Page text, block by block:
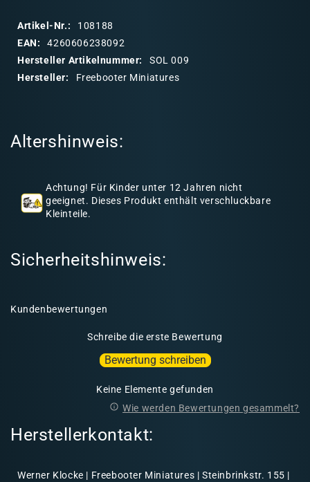
b
n
Artikel-Nr.:
108188
EAN:
4260606238092
Hersteller Artikelnummer:
SOL 009
Hersteller:
Freebooter Miniatures
Altershinweis:
Achtung! Für Kinder unter 12 Jahren nicht
geeignet. Dieses Produkt enthält verschluckbare
Kleinteile.
Sicherheitshinweis:
Kundenbewertungen
Schreibe die erste Bewertung
Bewertung schreiben
Keine Elemente gefunden
Wie werden Bewertungen gesammelt?
Herstellerkontakt:
Werner Klocke | Freebooter Miniatures | Steinbrinkstr. 155 |